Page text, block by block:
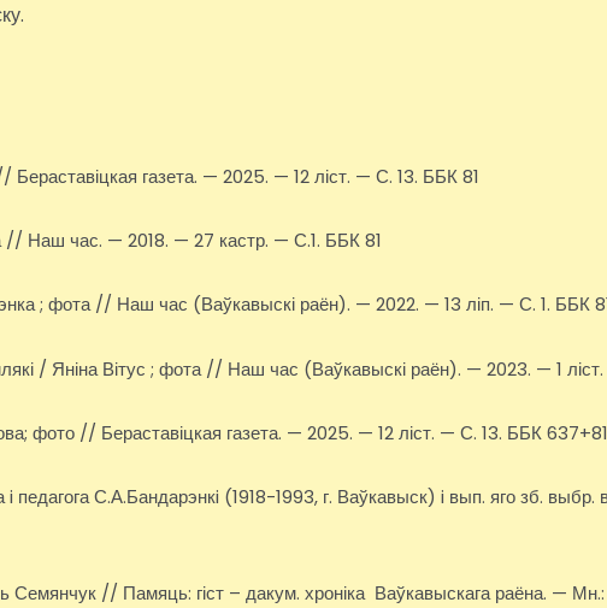
газета. — 2025. — 12 ліст. — С. 13. ББК 81
Наш час. — 2018. — 27 кастр. — С.1. ББК 81
; фота // Наш час (Ваўкавыскі раён). — 2022. — 13 ліп. — С. 1. ББК
/ Яніна Вітус ; фота // Наш час (Ваўкавыскі раён). — 2023. — 1
фото // Бераставіцкая газета. — 2025. — 12 ліст. — С. 13. ББК
С.А.Бандарэнкi (1918-1993, г. Ваўкавыск) i вып. яго зб.
Семянчук // Памяць: гіст – дакум. хроніка Ваўкавыскага раёна. —